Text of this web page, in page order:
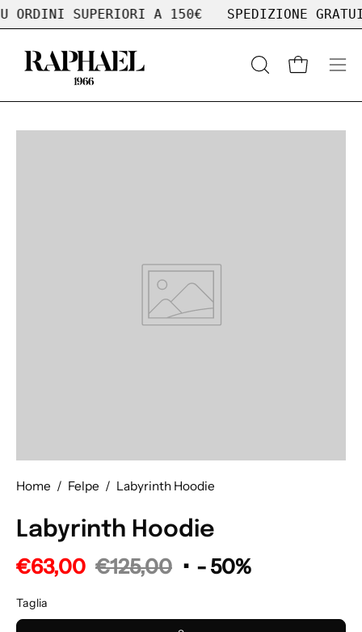
Salta
al
contenuto
ORDINI SUPERIORI A 150€ SPEDIZIONE
APRI
DI
Apri
Home / Felpe / Labyrinth Hoodie
Labyrinth Hoodie
€63,00 €125,00 • - 50%
Taglia